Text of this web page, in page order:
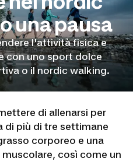
una pausa
l'attività fisica e
con uno sport dolce
o il nordic walking.
di allenarsi per
di più di tre settimane
corporeo e una
così come un